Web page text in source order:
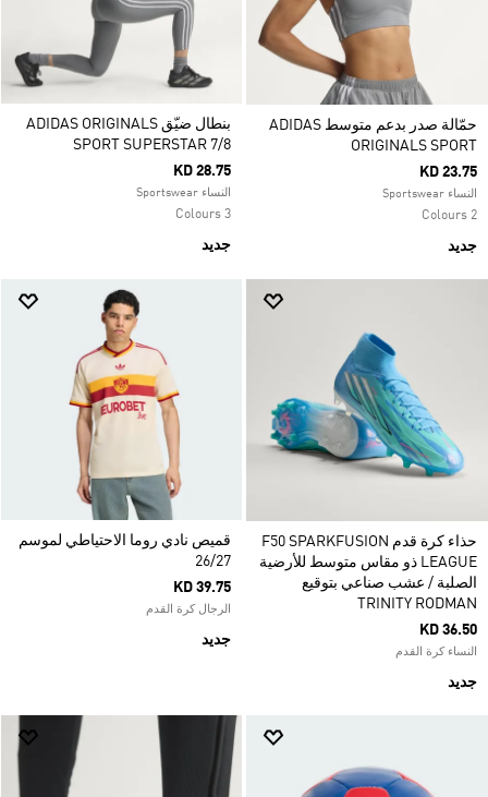
حمّالة صدر بدعم متوسط ADIDAS
ORIGINALS SPORT
KD 23.75
النساء Sportswear
2 Colours
جديد
بنطال ضيّق ADIDAS ORIGINALS
SPORT SUPERSTAR 7/8
KD 28.75
النساء Sportswear
3 Colours
جديد
حذاء كرة قدم F50 SPARKFUSION
LEAGUE ذو مقاس متوسط للأرضية
الصلبة / عشب صناعي بتوقيع
TRINITY RODMAN
KD 36.50
النساء كرة القدم
جديد
قميص نادي روما الاحتياطي لموسم
26/27
KD 39.75
الرجال كرة القدم
جديد